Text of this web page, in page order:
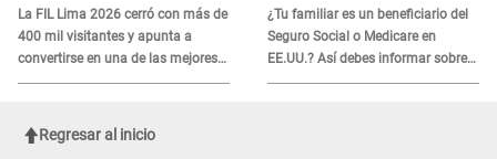
La FIL Lima 2026 cerró con más de
400 mil visitantes y apunta a
convertirse en una de las mejores
ferias de Latinoamérica
¿Tu familiar es un beneficiario del
Seguro Social o Medicare en
EE.UU.? Así debes informar sobre
su muerte para EVITAR COBROS
Regresar al inicio